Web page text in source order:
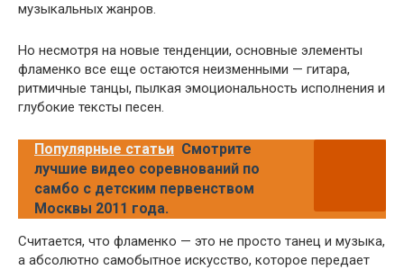
музыкальных жанров.
Но несмотря на новые тенденции, основные элементы
фламенко все еще остаются неизменными — гитара,
ритмичные танцы, пылкая эмоциональность исполнения и
глубокие тексты песен.
Популярные статьи Смотрите
лучшие видео соревнований по
самбо с детским первенством
Москвы 2011 года.
Считается, что фламенко — это не просто танец и музыка,
а абсолютно самобытное искусство, которое передает